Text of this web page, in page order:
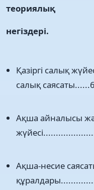
теориялық
негіздері.
Қазіргі салық
салық саясаты......6
Ақша айналысы
Ақша-несие